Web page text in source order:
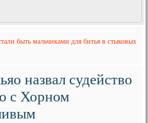
быть мальчиками для битья в стыковых
назвал судейство
с Хорном